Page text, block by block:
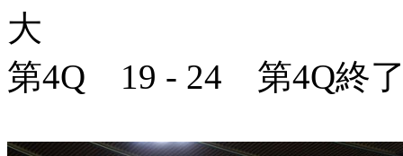
大
第4Q 19 - 24 第4Q終